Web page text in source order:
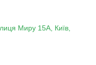
Миру 15А, Київ,